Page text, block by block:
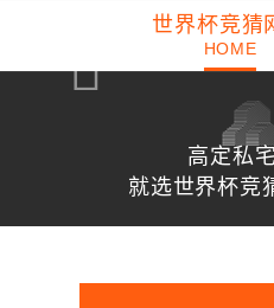
世界杯竞猜
HOME
高定私
就选世界杯竞